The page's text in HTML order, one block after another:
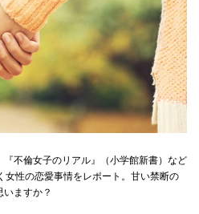
不倫女子のリアル』（小学館新書）など
女性の恋愛事情をレポート。甘い禁断の
ますか？